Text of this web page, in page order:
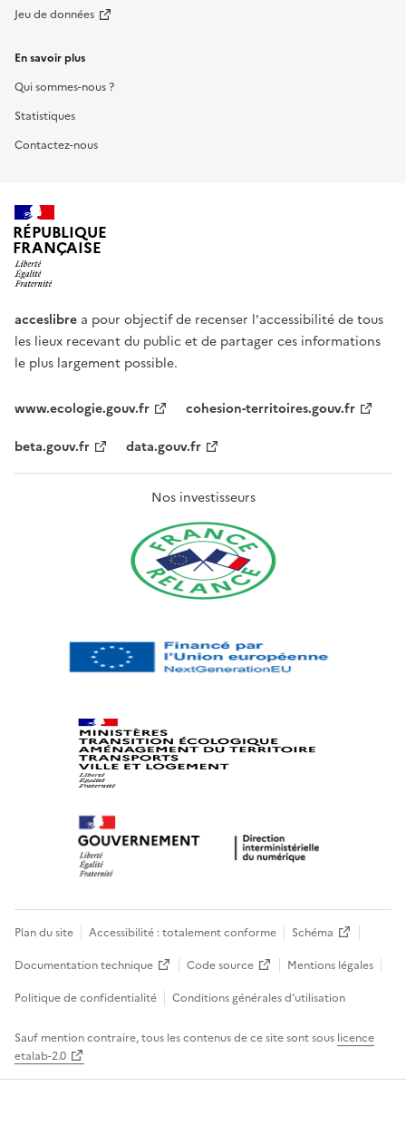
Jeu de données
En savoir plus
Qui sommes-nous ?
Statistiques
Contactez-nous
RÉPUBLIQUE
FRANÇAISE
acceslibre a pour objectif de recenser l'accessibilité de tous
les lieux recevant du public et de partager ces informations
le plus largement possible.
www.ecologie.gouv.fr
cohesion-territoires.gouv.fr
beta.gouv.fr
data.gouv.fr
Nos investisseurs
Plan du site Accessibilité : totalement conforme
Schéma
Documentation technique
Code source
Mentions légales
Politique de confidentialité
Conditions générales d’utilisation
Sauf mention contraire, tous les contenus de ce site sont sous licence
etalab-2.0